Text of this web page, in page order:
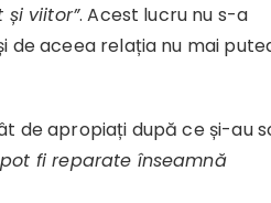
viitor”. Acest lucru nu s-a
de aceea relația nu mai
de apropiați după ce și-au
fi reparate înseamnă